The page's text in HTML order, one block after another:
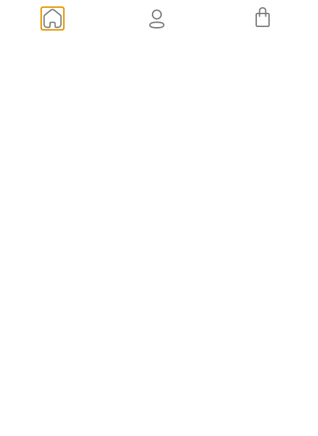
Come scegliere la lunghezza e il colore delle mie
extension?